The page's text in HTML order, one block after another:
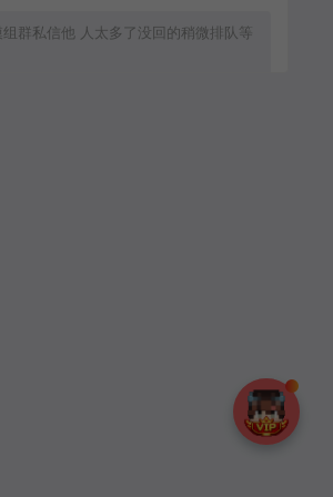
组群私信他 人太多了没回的稍微排队等